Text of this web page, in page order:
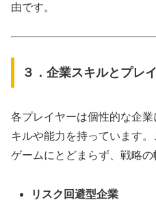
由です。
３．企業スキルとプレ
各プレイヤーは個性的な企
キルや能力を持っています
ゲームにとどまらず、戦略の
リスク回避型企業